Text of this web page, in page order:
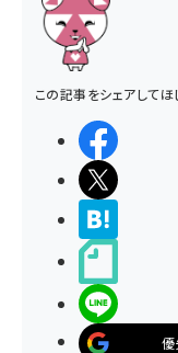
この記事をシェアしてほ
優